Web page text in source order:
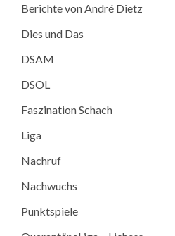
Berichte von André Dietz
Dies und Das
DSAM
DSOL
Faszination Schach
Liga
Nachruf
Nachwuchs
Punktspiele